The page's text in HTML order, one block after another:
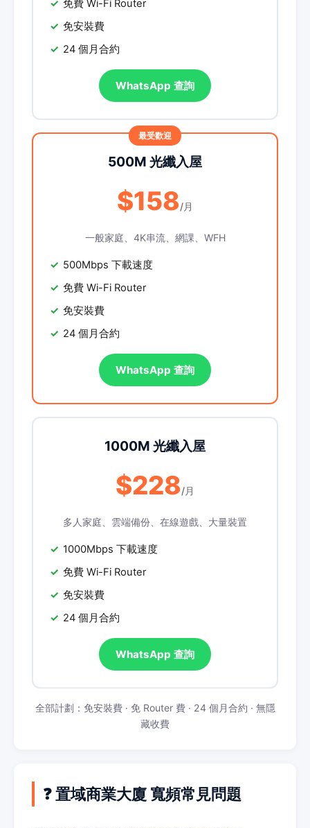
免費 Wi-Fi Router
免安裝費
24 個月合約
WhatsApp 查詢
500M 光纖入屋
$158/月
一般家庭、4K串流、網課、WFH
500Mbps 下載速度
免費 Wi-Fi Router
免安裝費
24 個月合約
WhatsApp 查詢
1000M 光纖入屋
$228/月
多人家庭、雲端備份、在線遊戲、大量裝置
1000Mbps 下載速度
免費 Wi-Fi Router
免安裝費
24 個月合約
WhatsApp 查詢
全部計劃：免安裝費 · 免 Router 費 · 24 個月合約 · 無隱
藏收費
❓ 置域商業大廈 寬頻常見問題